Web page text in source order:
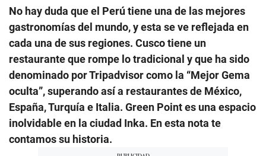
No hay duda que el Perú tiene una de las mejores
gastronomías del mundo, y esta se ve reflejada en
cada una de sus regiones. Cusco tiene un
restaurante que rompe lo tradicional y que ha sido
denominado por Tripadvisor como la “Mejor Gema
oculta”, superando así a restaurantes de México,
España, Turquía e Italia. Green Point es una espacio
inolvidable en la ciudad Inka. En esta nota te
contamos su historia.